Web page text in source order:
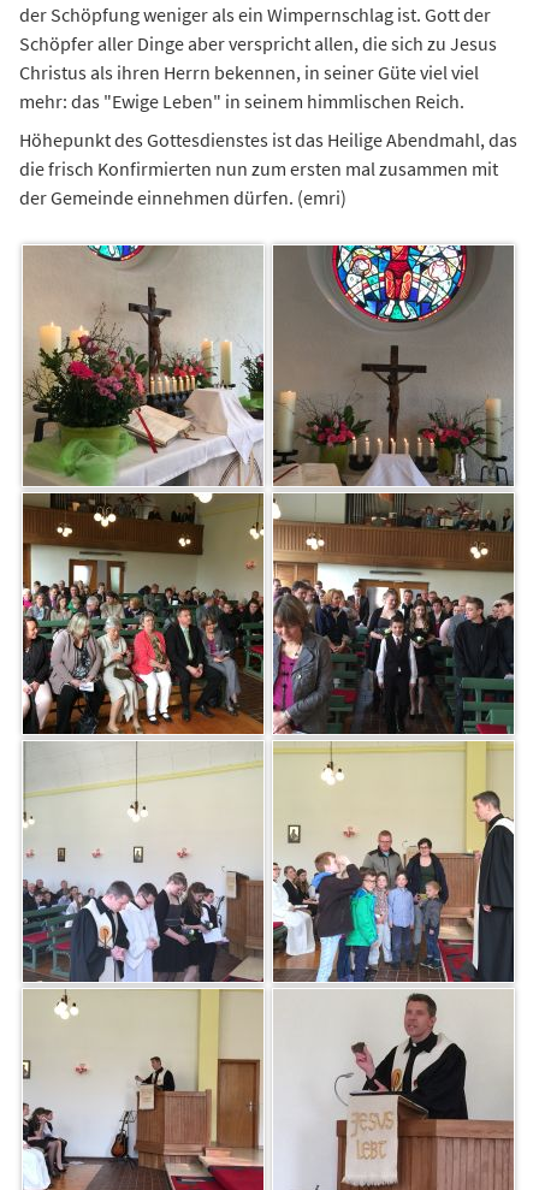
der Schöpfung weniger als ein Wimpernschlag ist. Gott der
Schöpfer aller Dinge aber verspricht allen, die sich zu Jesus
Christus als ihren Herrn bekennen, in seiner Güte viel viel
mehr: das "Ewige Leben" in seinem himmlischen Reich.
Höhepunkt des Gottesdienstes ist das Heilige Abendmahl, das
die frisch Konfirmierten nun zum ersten mal zusammen mit
der Gemeinde einnehmen dürfen. (emri)